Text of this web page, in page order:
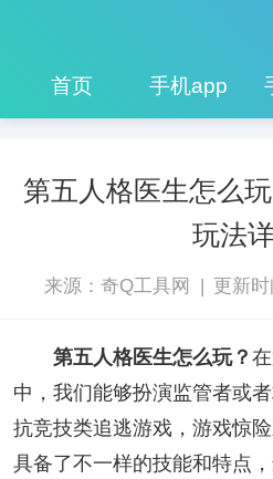
首页 手机app
第五人格医生怎么
玩法
来源：奇Q工具网 | 更新
第五人格医生怎么玩？
中，我们能够扮演监管者或
抗竞技类追逃游戏，游戏惊
具备了不一样的技能和特点